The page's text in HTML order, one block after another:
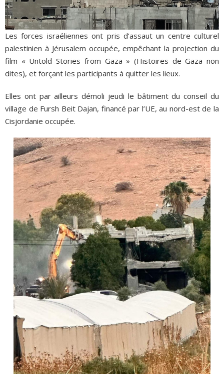
Les forces israéliennes ont pris d’assaut un centre culturel
palestinien à Jérusalem occupée, empêchant la projection du
film « Untold Stories from Gaza » (Histoires de Gaza non
dites), et forçant les participants à quitter les lieux.
Elles ont par ailleurs démoli jeudi le bâtiment du conseil du
village de Fursh Beit Dajan, financé par l’UE, au nord-est de la
Cisjordanie occupée.